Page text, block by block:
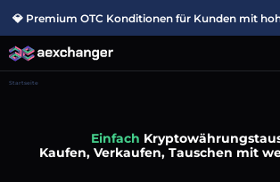
💎 Premium OTC Konditionen für Kunden mit
Startseite
Einfach
Kaufen, Verkaufen, Tauschen mit